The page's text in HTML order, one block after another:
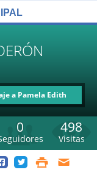
a Pamela Edith
498
Visitas
0